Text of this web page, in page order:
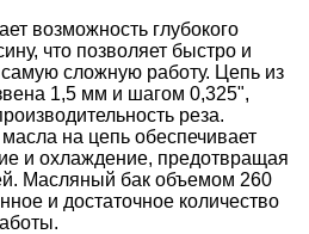
возможность глубокого
что позволяет быстро и
сложную работу. Цепь из
1,5 мм и шагом 0,325",
реза.
на цепь обеспечивает
и охлаждение, предотвращая
Масляный бак объемом 260
и достаточное количество